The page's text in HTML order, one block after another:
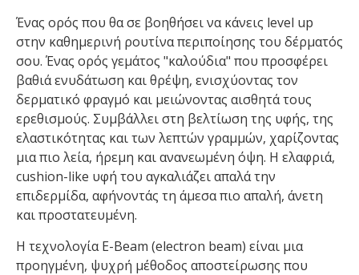
Ένας ορός που θα σε βοηθήσει να κάνεις level up
στην καθημερινή ρουτίνα περιποίησης του δέρματός
σου. Ένας ορός γεμάτος "καλούδια" που προσφέρει
βαθιά ενυδάτωση και θρέψη, ενισχύοντας τον
δερματικό φραγμό και μειώνοντας αισθητά τους
ερεθισμούς. Συμβάλλει στη βελτίωση της υφής, της
ελαστικότητας και των λεπτών γραμμών, χαρίζοντας
μια πιο λεία, ήρεμη και ανανεωμένη όψη. Η ελαφριά,
cushion-like υφή του αγκαλιάζει απαλά την
επιδερμίδα, αφήνοντάς τη άμεσα πιο απαλή, άνετη
και προστατευμένη.
Η τεχνολογία E-Beam (electron beam) είναι μια
προηγμένη, ψυχρή μέθοδος αποστείρωσης που